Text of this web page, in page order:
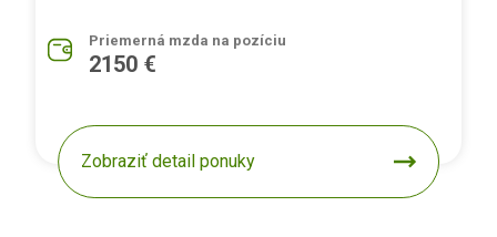
Priemerná mzda na pozíciu
2150 €
Zobraziť detail ponuky